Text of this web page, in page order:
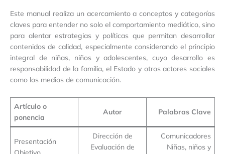
Este manual realiza un acercamiento a conceptos y categorías
claves para entender no solo el comportamiento mediático, sino
para alentar estrategias y políticas que permitan desarrollar
contenidos de calidad, especialmente considerando el principio
integral de niñas, niños y adolescentes, cuyo desarrollo es
responsabilidad de la familia, el Estado y otros actores sociales
como los medios de comunicación.
Artículo o
ponencia
Autor Palabras Clave
Presentación
Objetivo
Dirección de
Evaluación de
Comunicadores
Niñas, niños y